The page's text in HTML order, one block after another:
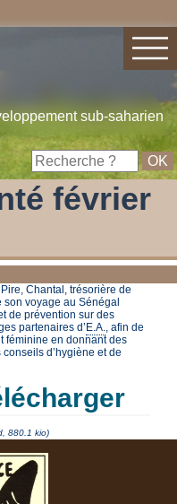
sub-saharien
février
Chantal, trésorière de
son voyage au Sénégal
de prévention sur des
partenaires d’ E.A., afin de
féminine en donnant des
d’hygiène et de
880.1 kio)